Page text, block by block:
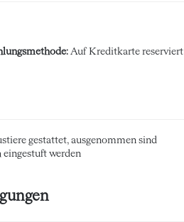
Auf Kreditkarte reserviert
gestattet, ausgenommen sind
eingestuft werden